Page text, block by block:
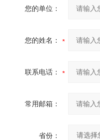
您的单位：
您的姓名：
联系电话：
常用邮箱：
省份：